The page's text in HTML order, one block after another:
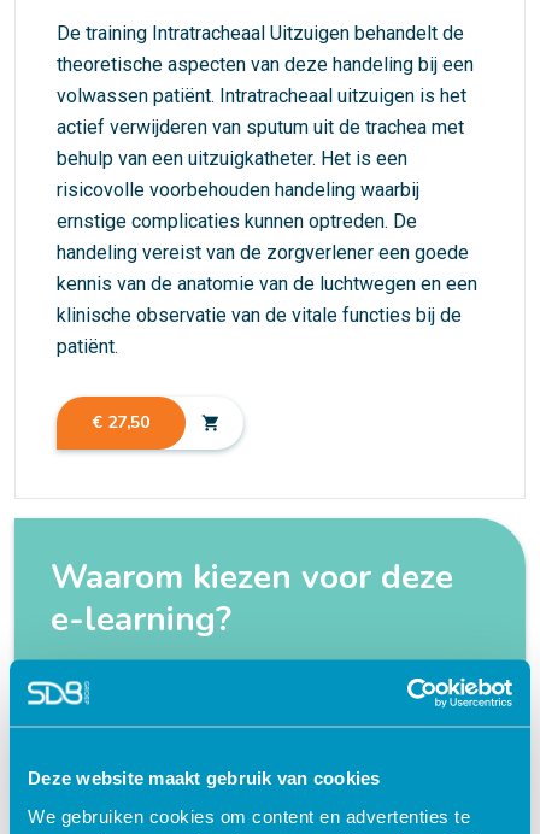
Deze website maakt gebruik van cookies
We gebruiken cookies om content en advertenties te
De training Intratracheaal Uitzuigen behandelt de
theoretische aspecten van deze handeling bij een
volwassen patiënt. Intratracheaal uitzuigen is het
actief verwijderen van sputum uit de trachea met
behulp van een uitzuigkatheter. Het is een
risicovolle voorbehouden handeling waarbij
ernstige complicaties kunnen optreden. De
handeling vereist van de zorgverlener een goede
kennis van de anatomie van de luchtwegen en een
klinische observatie van de vitale functies bij de
patiënt.
€ 27,50 shopping_cart
Waarom kiezen voor deze
e-learning?
Flexibel – leer op je eigen manier en tempo
Praktijkgericht – ontwikkeld samen met
Interactieve en aantrekkelijke leermethoden